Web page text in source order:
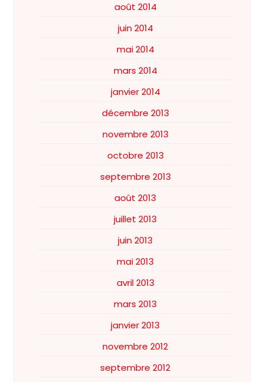
août 2014
juin 2014
mai 2014
mars 2014
janvier 2014
décembre 2013
novembre 2013
octobre 2013
septembre 2013
août 2013
juillet 2013
juin 2013
mai 2013
avril 2013
mars 2013
janvier 2013
novembre 2012
septembre 2012